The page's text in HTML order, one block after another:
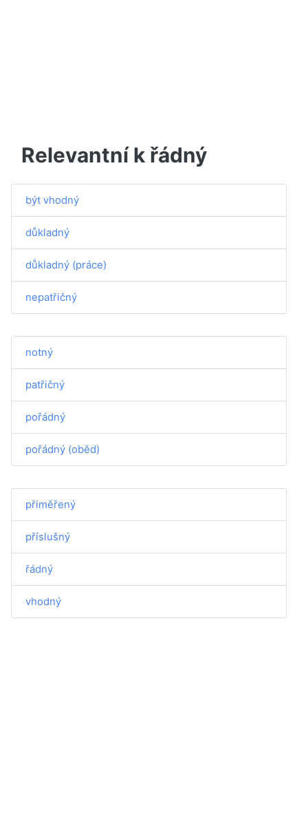
Relevantní k řádný
být vhodný
důkladný
důkladný (práce)
nepatřičný
notný
patřičný
pořádný
pořádný (oběd)
přiměřený
příslušný
řádný
vhodný